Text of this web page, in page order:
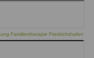
Familientherapie Friedrichshafen